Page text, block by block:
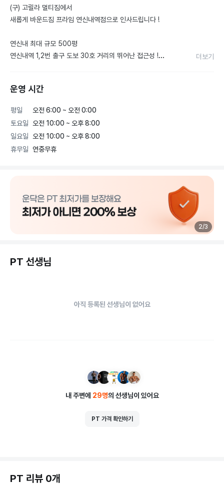
(구) 고릴라 멀티짐에서
새롭게 바운드짐 프라임 연신내역점으로 인사드립니다 !
연신내 최대 규모 500평
연신내역 1,2번 출구 도보 30호 거리의 뛰어난 접근성 !
4월 중순, 한 단계 업그레이드 된 모습으로 찾아뵐 예정입니다.
- 최신 해외 유명 브랜드 머신 70종 이상
- 탁 트인 북한산 뷰 유산소 머신 40종 이상
- 운동 후 휴식까지 책임지는 안마의자 힐링존 완비
운동부터 회복까지 이어지는 프리미엄 피트니스를 제공합니다.
바운드짐은 다릅니다.
서울 강서구 / 관악구 / 구로구
체계적인 관리와 안정적인 시스템을 약속드립니다.
리모델링 전 얼리버드 이벤트 진행 중
더보기
운영 시간
평일
오전 6:00 ~ 오전 0:00
토요일
오전 10:00 ~ 오후 8:00
일요일
오전 10:00 ~ 오후 8:00
휴무일
연중무휴
2/3
PT 선생님
아직 등록된 선생님이 없어요
내 주변에 29명의 선생님이 있어요
PT 가격 확인하기
PT 리뷰 0개